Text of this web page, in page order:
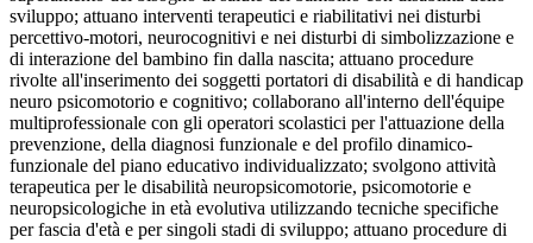
sviluppo; attuano interventi terapeutici e riabilitativi nei disturbi
percettivo-motori, neurocognitivi e nei disturbi di simbolizzazione e
di interazione del bambino fin dalla nascita; attuano procedure
rivolte all'inserimento dei soggetti portatori di disabilità e di handicap
neuro psicomotorio e cognitivo; collaborano all'interno dell'équipe
multiprofessionale con gli operatori scolastici per l'attuazione della
prevenzione, della diagnosi funzionale e del profilo dinamico-
funzionale del piano educativo individualizzato; svolgono attività
terapeutica per le disabilità neuropsicomotorie, psicomotorie e
neuropsicologiche in età evolutiva utilizzando tecniche specifiche
per fascia d'età e per singoli stadi di sviluppo; attuano procedure di